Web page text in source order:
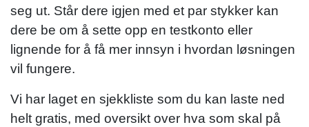
seg ut. Står dere igjen med et par stykker kan
dere be om å sette opp en testkonto eller
lignende for å få mer innsyn i hvordan løsningen
vil fungere.
Vi har laget en sjekkliste som du kan laste ned
helt gratis, med oversikt over hva som skal på